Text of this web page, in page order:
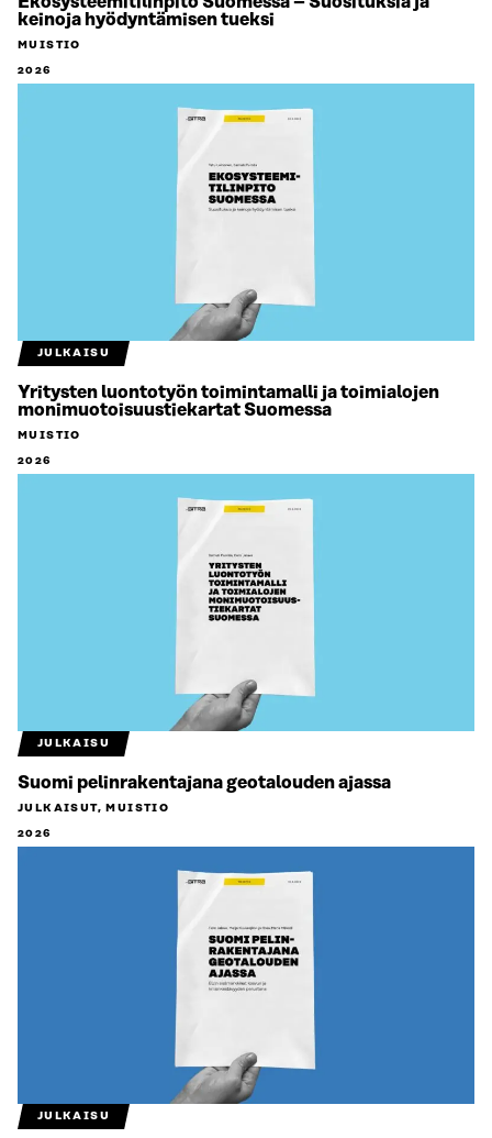
keinoja hyödyntämisen tueksi
MUISTIO
2026
JULKAISU
Yritysten luontotyön toimintamalli ja toimialojen
monimuotoisuustiekartat Suomessa
MUISTIO
2026
JULKAISU
Suomi pelinrakentajana geotalouden ajassa
JULKAISUT, MUISTIO
2026
JULKAISU